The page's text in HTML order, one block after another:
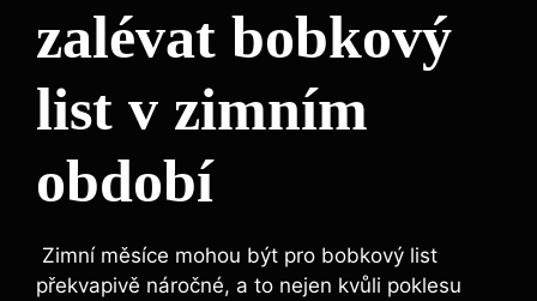
zalévat bobkový
list v zimním
období
⁣ Zimní měsíce mohou‌ být pro bobkový list
překvapivě náročné, a to nejen kvůli poklesu